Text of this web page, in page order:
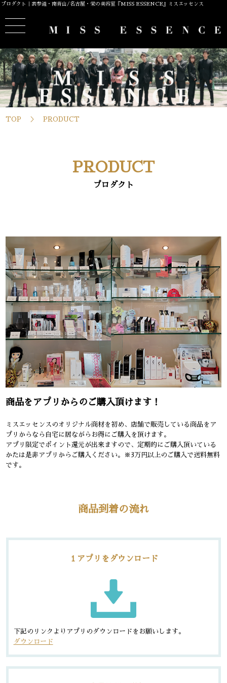
プロダクト｜表参道・南青山/名古屋・栄の美容室『MISS ESSENCE』ミスエッセンス
TOP PRODUCT
PRODUCT
プロダクト
商品をアプリからのご購入頂けます！
ミスエッセンスのオリジナル商材を初め、店舗で販売している商品をア
プリからなら自宅に居ながらお得にご購入を頂けます。
アプリ限定でポイント還元が出来ますので、定期的にご購入頂いている
かたは是非アプリからご購入ください。※3万円以上のご購入で送料無料
です。
商品到着の流れ
１アプリをダウンロード
下記のリンクよりアプリのダウンロードをお願いします。
ダウンロード